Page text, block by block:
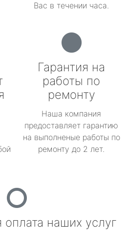
Вас в течении часа.
Гарантия на
работы по
ремонту
Наша компания
предоставляет гарантию
на выполненые работы по
ремонту до 2 лет.
оплата наших услуг